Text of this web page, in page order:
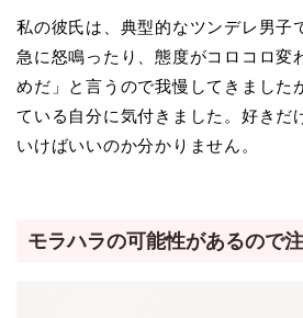
私の彼氏は、典型的なツンデレ男子
急に怒鳴ったり、態度がコロコロ変
めだ」と言うので我慢してきました
ている自分に気付きました。好きだ
いけばいいのか分かりません。
モラハラの可能性があるので